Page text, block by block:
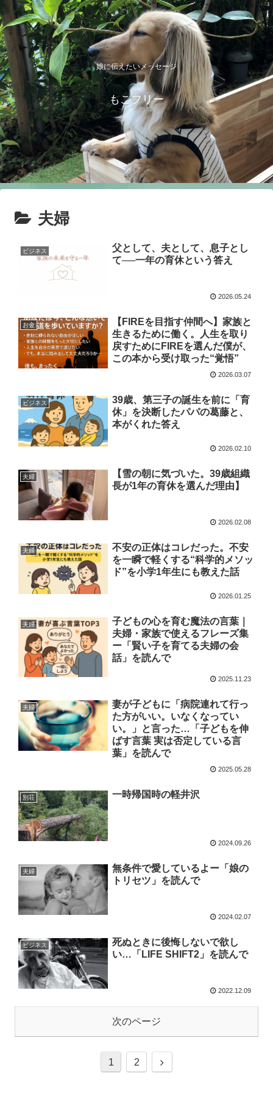
娘に伝えたいメッセージ
もこフリー
夫婦
ビジネス
父として、夫として、息子とし
て──一年の育休という答え
2026.05.24
お金
【FIREを目指す仲間へ】家族と
生きるために働く。人生を取り
戻すためにFIREを選んだ僕が、
この本から受け取った“覚悟”
2026.03.07
ビジネス
39歳、第三子の誕生を前に「育
休」を決断したパパの葛藤と、
本がくれた答え
2026.02.10
夫婦
【雪の朝に気づいた。39歳組織
長が1年の育休を選んだ理由】
2026.02.08
夫婦
不安の正体はコレだった。不安
を一瞬で軽くする“科学的メソッ
ド”を小学1年生にも教えた話
2026.01.25
夫婦
子どもの心を育む魔法の言葉｜
夫婦・家族で使えるフレーズ集
ー「賢い子を育てる夫婦の会
話」を読んで
2025.11.23
夫婦
妻が子どもに「病院連れて行っ
た方がいい。いなくなってい
い。」と言った…「子どもを伸
ばす言葉 実は否定している言
葉」を読んで
2025.05.28
別荘 一時帰国時の軽井沢
2024.09.26
夫婦
無条件で愛しているよー「娘の
トリセツ」を読んで
2024.02.07
ビジネス
死ぬときに後悔しないで欲し
い…「LIFE SHIFT2」を読んで
2022.12.09
次のページ
1 2